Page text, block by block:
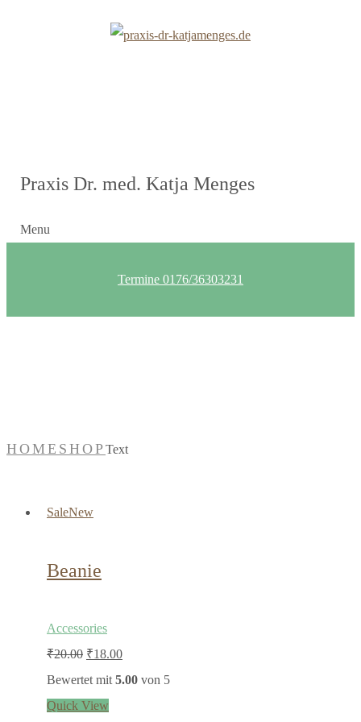
Praxis Dr. med. Katja Menges
Menu
Termine 0176/36303231
HOME SHOPText
SaleNew
Beanie
Accessories
₹20.00 Ursprünglicher
Preis
war:
₹18.00Aktueller
Preis
Bewertet mit 5.00 von 5
Quick View